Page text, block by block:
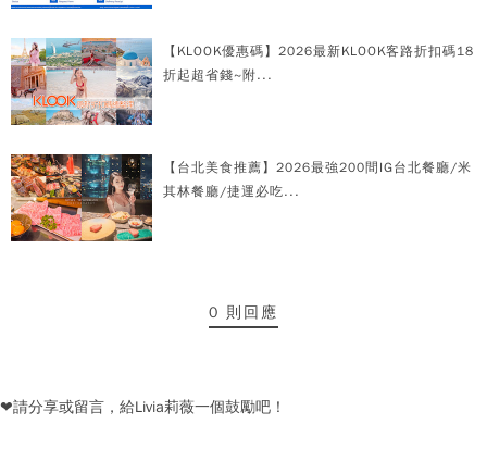
【KLOOK優惠碼】2026最新KLOOK客路折扣碼18
折起超省錢~附...
【台北美食推薦】2026最強200間IG台北餐廳/米
其林餐廳/捷運必吃...
0 則回應
❤請分享或留言，給Livia莉薇一個鼓勵吧！